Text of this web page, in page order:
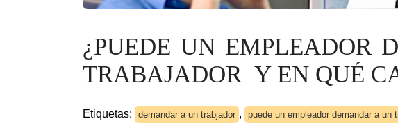
¿PUEDE UN EMPLEADOR
TRABAJADOR Y EN QUÉ
Etiquetas: demandar a un trabjador , puede un empleador demandar a un